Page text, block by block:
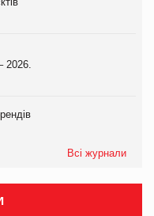
2026.
Всі журнали